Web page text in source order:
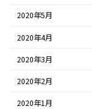
2020年5月
2020年4月
2020年3月
2020年2月
2020年1月